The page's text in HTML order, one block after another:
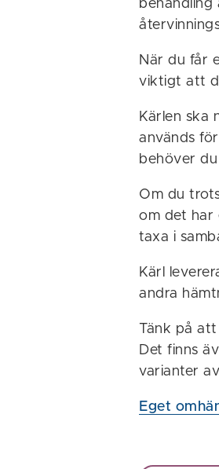
behandling
När du får
viktigt att
Kärlen ska
används
behöver
Om du
om det har
taxa i
Kärl
andra
Tänk på
Det finns
varianter
Eget